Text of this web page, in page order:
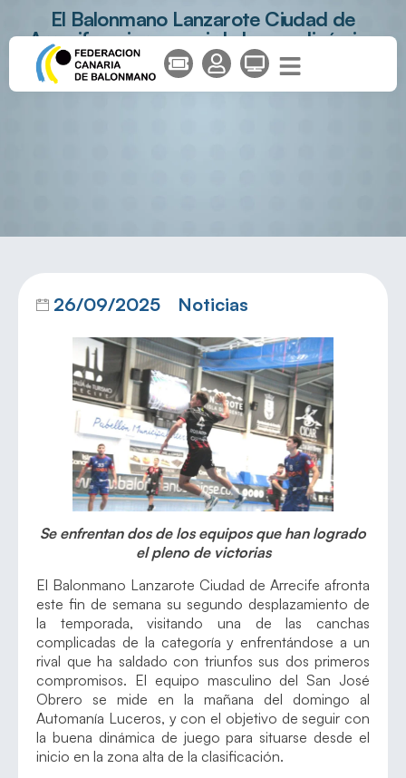
El Balonmano Lanzarote Ciudad de
Arrecife quiere seguir la buena dinámica
ante Luceros
26/09/2025 Noticias
Se enfrentan dos de los equipos que han logrado
el pleno de victorias
El Balonmano Lanzarote Ciudad de Arrecife afronta
este fin de semana su segundo desplazamiento de
la temporada, visitando una de las canchas
complicadas de la categoría y enfrentándose a un
rival que ha saldado con triunfos sus dos primeros
compromisos. El equipo masculino del San José
Obrero se mide en la mañana del domingo al
Automanía Luceros, y con el objetivo de seguir con
la buena dinámica de juego para situarse desde el
inicio en la zona alta de la clasificación.